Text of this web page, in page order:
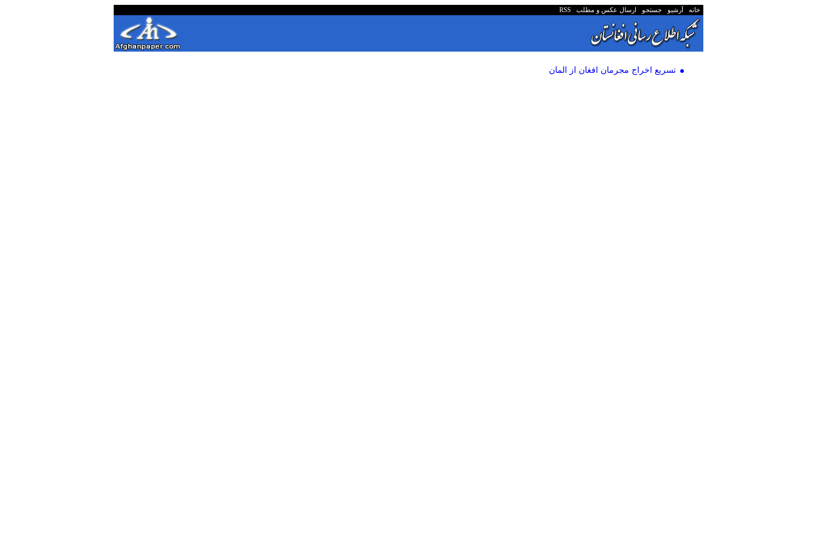
خانه آرشیو جستجو ارسال عکس و مطلب RSS
تسریع اخراج مجرمان افغان از المان